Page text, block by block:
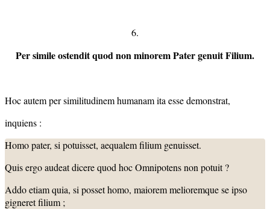
6.
Per simile ostendit quod non minorem Pater genuit Filium.
Hoc autem per similitudinem humanam ita esse demonstrat,
inquiens :
Homo pater, si potuisset, aequalem filium genuisset.
Quis ergo audeat dicere quod hoc Omnipotens non potuit ?
Addo etiam quia, si posset homo, maiorem melioremque se ipso
gigneret filium ;